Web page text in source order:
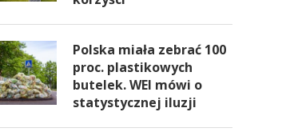
Polska miała zebrać 100
proc. plastikowych
butelek. WEI mówi o
statystycznej iluzji